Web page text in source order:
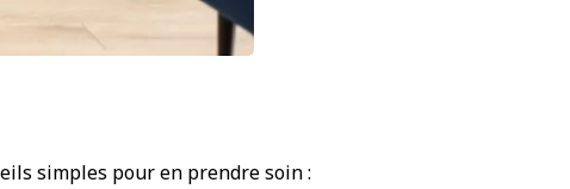
simples pour en prendre soin :